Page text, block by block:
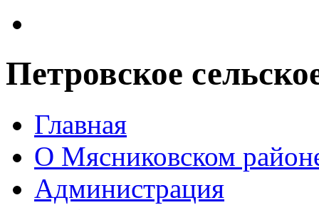
Петровское
Главная
О Мясниковском
Администрация